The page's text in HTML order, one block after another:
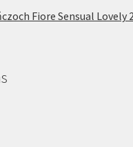
Fiore Sensual Lovely